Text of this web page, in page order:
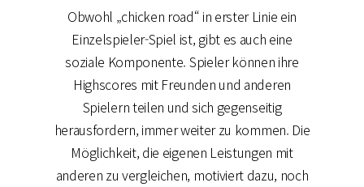
Obwohl „chicken road“ in erster Linie ein
Einzelspieler-Spiel ist, gibt es auch eine
soziale Komponente. Spieler können ihre
Highscores mit Freunden und anderen
Spielern teilen und sich gegenseitig
herausfordern, immer weiter zu kommen. Die
Möglichkeit, die eigenen Leistungen mit
anderen zu vergleichen, motiviert dazu, noch